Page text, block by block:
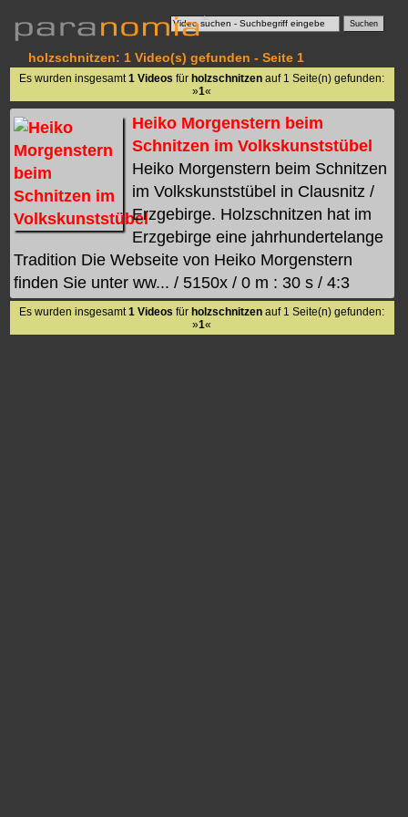
holzschnitzen: 1 Video(s) gefunden - Seite 1
Es wurden insgesamt1 Videos fürholzschnitzen auf 1 Seite(n) gefunden:
»1«
Heiko Morgenstern beim
Schnitzen im Volkskunststübel
Heiko Morgenstern beim Schnitzen
im Volkskunststübel in Clausnitz /
Erzgebirge. Holzschnitzen hat im
Erzgebirge eine jahrhundertelange
Tradition Die Webseite von Heiko Morgenstern
finden Sie unter ww... / 5150x / 0 m : 30 s / 4:3
Es wurden insgesamt1 Videos fürholzschnitzen auf 1 Seite(n) gefunden:
»1«